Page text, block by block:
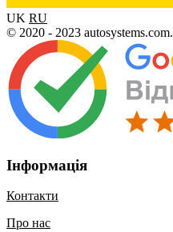
UK RU
© 2020 - 2023
Інформація
Контакти
Про нас